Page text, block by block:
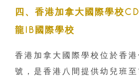
四、香港加拿大國際學校
龍IB國際學校
香港加拿大國際學校位於香
號，是香港八間提供幼兒班